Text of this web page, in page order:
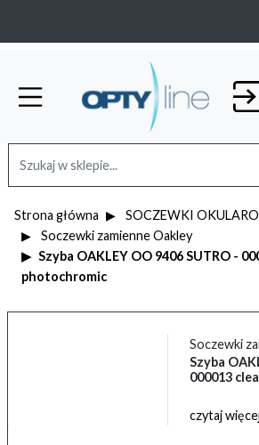
Strona główna
SOCZEWKI
Soczewki zamienne Oakley
Szyba OAKLEY OO 9406 SUTRO -
photochromic
Soczewki
Szyba
000013
czytaj